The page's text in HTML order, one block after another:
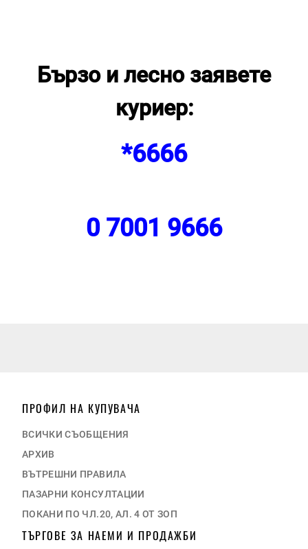
Бързо и лесно заявете
куриер:
*6666
0 7001 9666
ПРОФИЛ НА КУПУВАЧА
ВСИЧКИ СЪОБЩЕНИЯ
АРХИВ
ВЪТРЕШНИ ПРАВИЛА
ПАЗАРНИ КОНСУЛТАЦИИ
ПОКАНИ ПО ЧЛ.20, АЛ. 4 ОТ ЗОП
ТЪРГОВЕ ЗА НАЕМИ И ПРОДАЖБИ